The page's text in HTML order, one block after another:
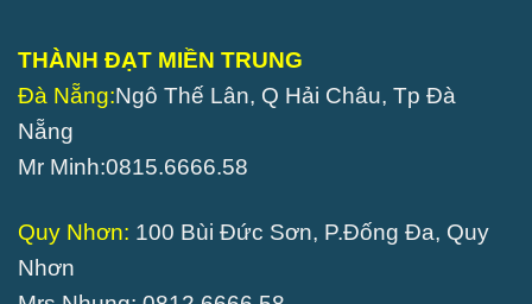
THÀNH ĐẠT MIỀN TRUNG
Đà Nẵng:Ngô Thế Lân, Q Hải Châu, Tp Đà
Nẵng
Mr Minh:0815.6666.58
Quy Nhơn: 100 Bùi Đức Sơn, P.Đống Đa, Quy
Nhơn